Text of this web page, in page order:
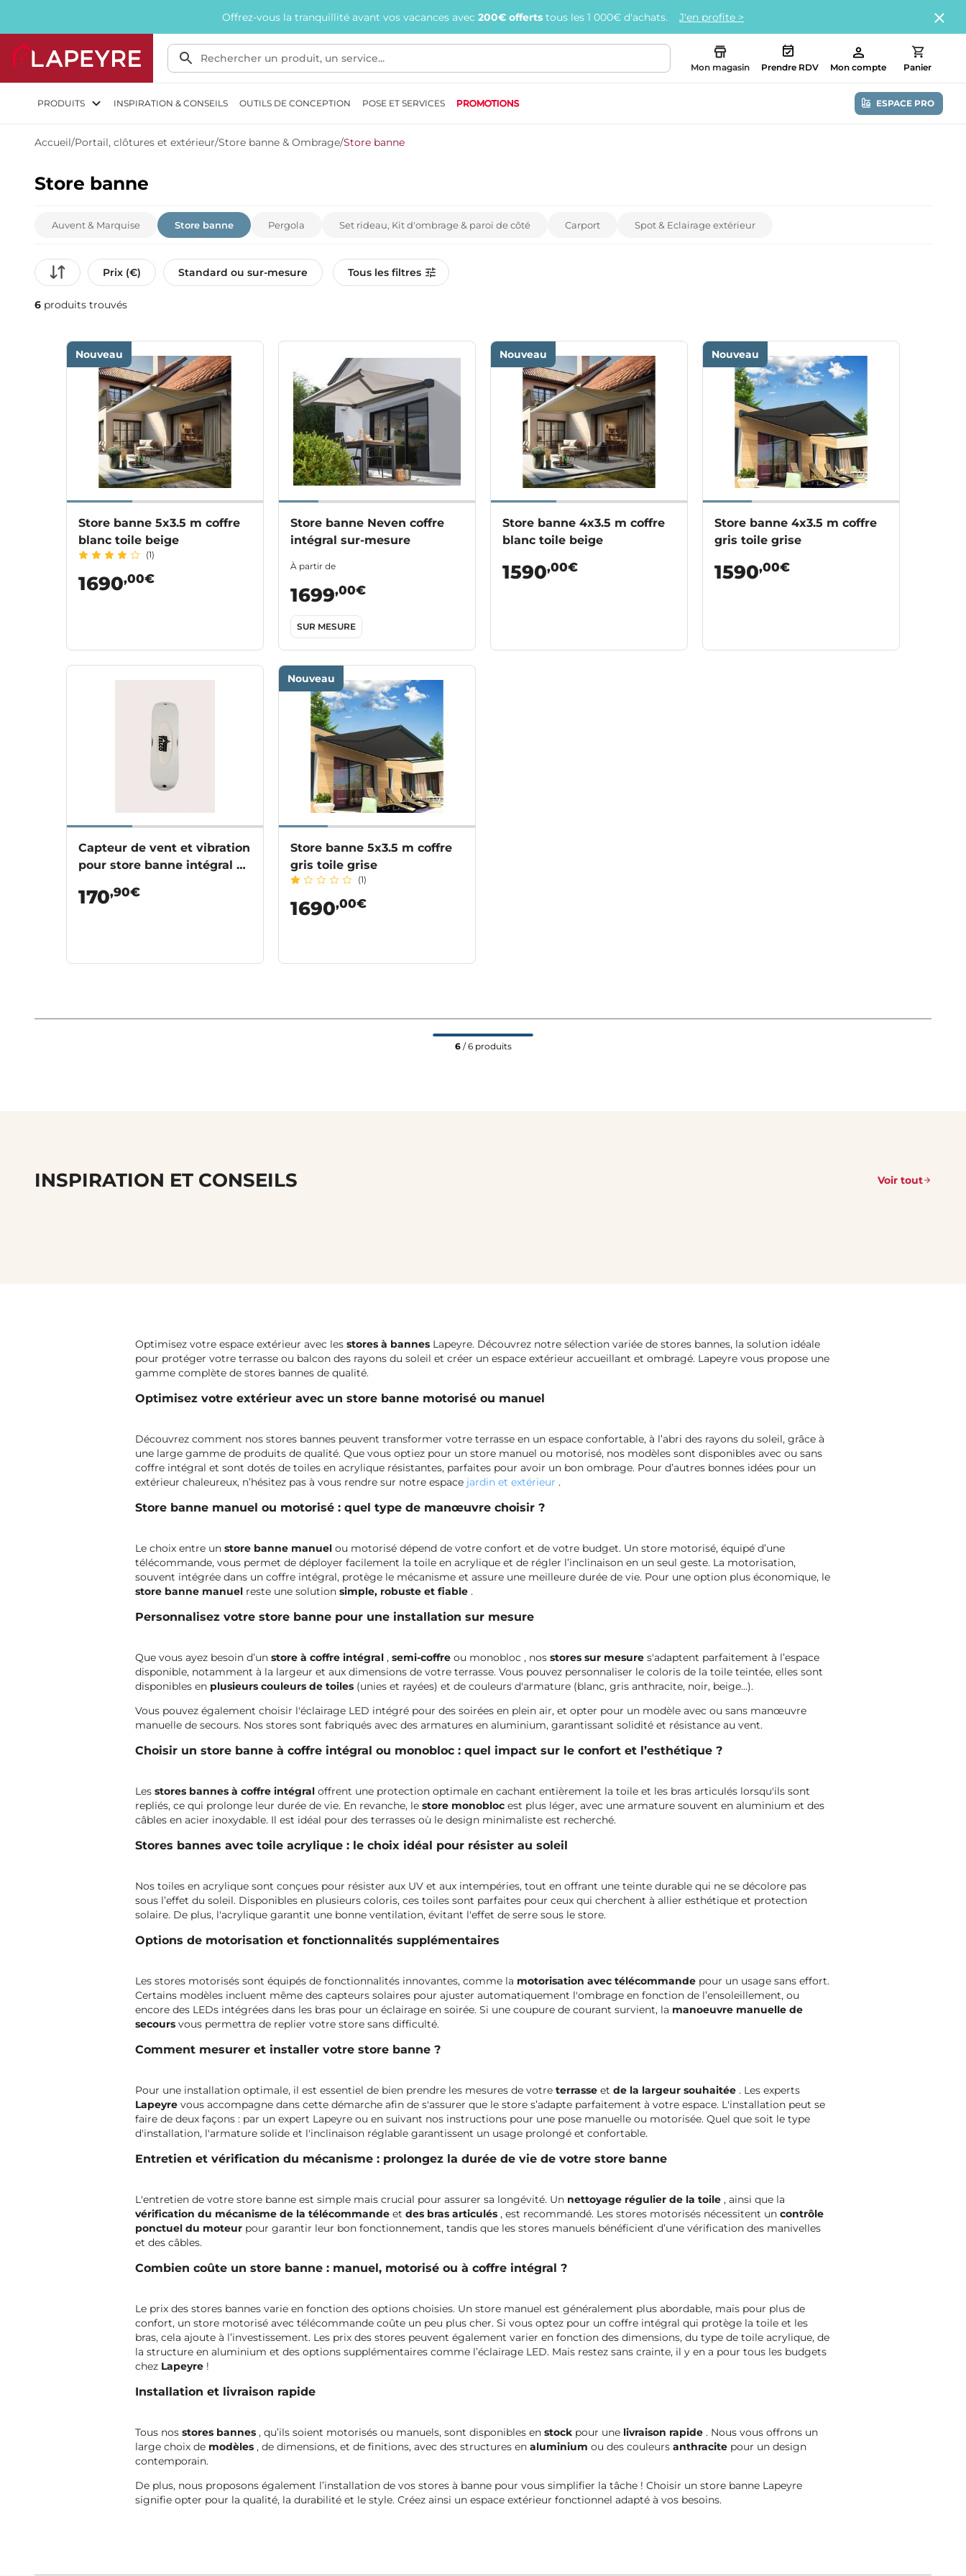
Offrez-vous la tranquillité avant vos vacances avec 200€ offerts tous les 1 000€ d'achats. J'en profite >
Mon magasin Prendre RDV Mon compte Panier
PRODUITS INSPIRATION & CONSEILS OUTILS DE CONCEPTION POSE ET SERVICES PROMOTIONS ESPACE PRO
Accueil/Portail, clôtures et extérieur/Store banne & Ombrage/Store banne
Store banne
Auvent & Marquise Store banne Pergola Set rideau, Kit d'ombrage & paroi de côté Carport Spot & Eclairage extérieur
Prix (€) Standard ou sur-mesure Tous les filtres
6 produits trouvés
Nouveau
Store banne 5x3.5 m coffre
blanc toile beige
(1)
1690,00€
Store banne Neven coffre
intégral sur-mesure
À partir de
1699,00€
SUR MESURE
Nouveau
Store banne 4x3.5 m coffre
blanc toile beige
1590,00€
Nouveau
Store banne 4x3.5 m coffre
gris toile grise
1590,00€
Capteur de vent et vibration
pour store banne intégral et
170,90€
Nouveau
Store banne 5x3.5 m coffre
gris toile grise
(1)
1690,00€
6/ 6 produits
INSPIRATION ET CONSEILS Voir tout
Optimisez votre espace extérieur avec les stores à bannes Lapeyre. Découvrez notre sélection variée de stores bannes, la solution idéale
pour protéger votre terrasse ou balcon des rayons du soleil et créer un espace extérieur accueillant et ombragé. Lapeyre vous propose une
gamme complète de stores bannes de qualité.
Optimisez votre extérieur avec un store banne motorisé ou manuel
Découvrez comment nos stores bannes peuvent transformer votre terrasse en un espace confortable, à l’abri des rayons du soleil, grâce à
une large gamme de produits de qualité. Que vous optiez pour un store manuel ou motorisé, nos modèles sont disponibles avec ou sans
coffre intégral et sont dotés de toiles en acrylique résistantes, parfaites pour avoir un bon ombrage. Pour d’autres bonnes idées pour un
extérieur chaleureux, n’hésitez pas à vous rendre sur notre espace jardin et extérieur .
Store banne manuel ou motorisé : quel type de manœuvre choisir ?
Le choix entre un store banne manuel ou motorisé dépend de votre confort et de votre budget. Un store motorisé, équipé d’une
télécommande, vous permet de déployer facilement la toile en acrylique et de régler l’inclinaison en un seul geste. La motorisation,
souvent intégrée dans un coffre intégral, protège le mécanisme et assure une meilleure durée de vie. Pour une option plus économique, le
store banne manuel reste une solution simple, robuste et fiable .
Personnalisez votre store banne pour une installation sur mesure
Que vous ayez besoin d’un store à coffre intégral , semi-coffre ou monobloc , nos stores sur mesure s'adaptent parfaitement à l’espace
disponible, notamment à la largeur et aux dimensions de votre terrasse. Vous pouvez personnaliser le coloris de la toile teintée, elles sont
disponibles en plusieurs couleurs de toiles (unies et rayées) et de couleurs d'armature (blanc, gris anthracite, noir, beige...).
Vous pouvez également choisir l'éclairage LED intégré pour des soirées en plein air, et opter pour un modèle avec ou sans manœuvre
manuelle de secours. Nos stores sont fabriqués avec des armatures en aluminium, garantissant solidité et résistance au vent.
Choisir un store banne à coffre intégral ou monobloc : quel impact sur le confort et l’esthétique ?
Les stores bannes à coffre intégral offrent une protection optimale en cachant entièrement la toile et les bras articulés lorsqu'ils sont
repliés, ce qui prolonge leur durée de vie. En revanche, le store monobloc est plus léger, avec une armature souvent en aluminium et des
câbles en acier inoxydable. Il est idéal pour des terrasses où le design minimaliste est recherché.
Stores bannes avec toile acrylique : le choix idéal pour résister au soleil
Nos toiles en acrylique sont conçues pour résister aux UV et aux intempéries, tout en offrant une teinte durable qui ne se décolore pas
sous l’effet du soleil. Disponibles en plusieurs coloris, ces toiles sont parfaites pour ceux qui cherchent à allier esthétique et protection
solaire. De plus, l'acrylique garantit une bonne ventilation, évitant l'effet de serre sous le store.
Options de motorisation et fonctionnalités supplémentaires
Les stores motorisés sont équipés de fonctionnalités innovantes, comme la motorisation avec télécommande pour un usage sans effort.
Certains modèles incluent même des capteurs solaires pour ajuster automatiquement l'ombrage en fonction de l’ensoleillement, ou
encore des LEDs intégrées dans les bras pour un éclairage en soirée. Si une coupure de courant survient, la manoeuvre manuelle de
secours vous permettra de replier votre store sans difficulté.
Comment mesurer et installer votre store banne ?
Pour une installation optimale, il est essentiel de bien prendre les mesures de votre terrasse et de la largeur souhaitée . Les experts
Lapeyre vous accompagne dans cette démarche afin de s'assurer que le store s’adapte parfaitement à votre espace. L'installation peut se
faire de deux façons : par un expert Lapeyre ou en suivant nos instructions pour une pose manuelle ou motorisée. Quel que soit le type
d'installation, l'armature solide et l'inclinaison réglable garantissent un usage prolongé et confortable.
Entretien et vérification du mécanisme : prolongez la durée de vie de votre store banne
L'entretien de votre store banne est simple mais crucial pour assurer sa longévité. Un nettoyage régulier de la toile , ainsi que la
vérification du mécanisme de la télécommande et des bras articulés , est recommandé. Les stores motorisés nécessitent un contrôle
ponctuel du moteur pour garantir leur bon fonctionnement, tandis que les stores manuels bénéficient d’une vérification des manivelles
et des câbles.
Combien coûte un store banne : manuel, motorisé ou à coffre intégral ?
Le prix des stores bannes varie en fonction des options choisies. Un store manuel est généralement plus abordable, mais pour plus de
confort, un store motorisé avec télécommande coûte un peu plus cher. Si vous optez pour un coffre intégral qui protège la toile et les
bras, cela ajoute à l’investissement. Les prix des stores peuvent également varier en fonction des dimensions, du type de toile acrylique, de
la structure en aluminium et des options supplémentaires comme l’éclairage LED. Mais restez sans crainte, il y en a pour tous les budgets
chez Lapeyre !
Installation et livraison rapide
Tous nos stores bannes , qu’ils soient motorisés ou manuels, sont disponibles en stock pour une livraison rapide . Nous vous offrons un
large choix de modèles , de dimensions, et de finitions, avec des structures en aluminium ou des couleurs anthracite pour un design
contemporain.
De plus, nous proposons également l’installation de vos stores à banne pour vous simplifier la tâche ! Choisir un store banne Lapeyre
signifie opter pour la qualité, la durabilité et le style. Créez ainsi un espace extérieur fonctionnel adapté à vos besoins.